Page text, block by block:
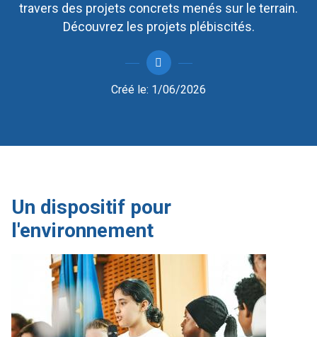
travers des projets concrets menés sur le terrain.
Découvrez les projets plébiscités.
Créé le: 1/06/2026
Un dispositif pour
l'environnement